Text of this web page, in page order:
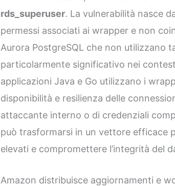
rds_superuser. La vulnerabilità nasce
permessi associati ai wrapper e non
Aurora PostgreSQL che non utilizzano
particolarmente significativo nei
applicazioni Java e Go utilizzano i
disponibilità e resilienza delle
attaccante interno o di credenziali
può trasformarsi in un vettore efficace
elevati e compromettere l’integrità del
Amazon distribuisce aggiornamenti e